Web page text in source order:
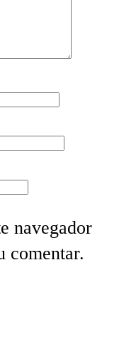
navegador
comentar.